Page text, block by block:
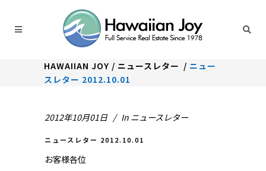
HAWAIIAN JOY / ニュースレター / ニュー
スレター 2012.10.01
2012年10月01日 In ニュースレター
ニュースレター 2012.10.01
お客様各位